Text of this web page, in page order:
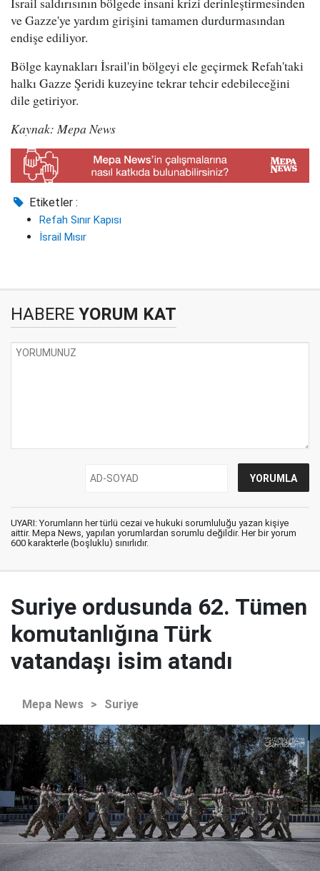
ve Gazze'ye yardım girişini tamamen durdurmasından
endişe ediliyor.
Bölge kaynakları İsrail'in bölgeyi ele geçirmek Refah'taki
halkı Gazze Şeridi kuzeyine tekrar tehcir edebileceğini
dile getiriyor.
Kaynak: Mepa News
Etiketler :
Refah Sınır Kapısı
İsrail Mısır
HABERE YORUM KAT
UYARI: Yorumların her türlü cezai ve hukuki sorumluluğu yazan kişiye
aittir. Mepa News, yapılan yorumlardan sorumlu değildir. Her bir yorum
600 karakterle (boşluklu) sınırlıdır.
Suriye ordusunda 62. Tümen
komutanlığına Türk
vatandaşı isim atandı
Mepa News > Suriye